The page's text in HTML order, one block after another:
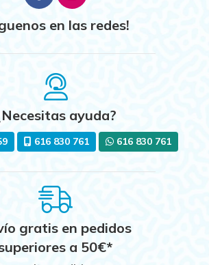
en las redes!
ayuda?
616 830 761 616 830 761
gratis en pedidos
a 50€*